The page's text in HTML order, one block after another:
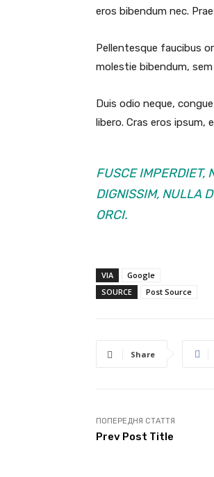
eros bibendum nec.
Pellentesque faucibus
molestie bibendum,
Duis odio neque,
libero. Cras eros
FUSCE IMPERDIET,
DIGNISSIM, NULLA
ORCI.
VIA
Google
SOURCE
Post Source
Share
ПОПЕРЕДНЯ СТАТТЯ
Prev Post Title